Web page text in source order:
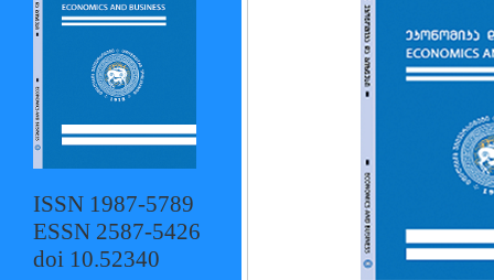
ISSN 1987-5789
ESSN 2587-5426
doi 10.52340